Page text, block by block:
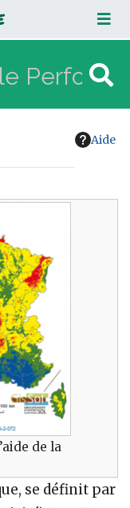
Aide
de la
se définit par